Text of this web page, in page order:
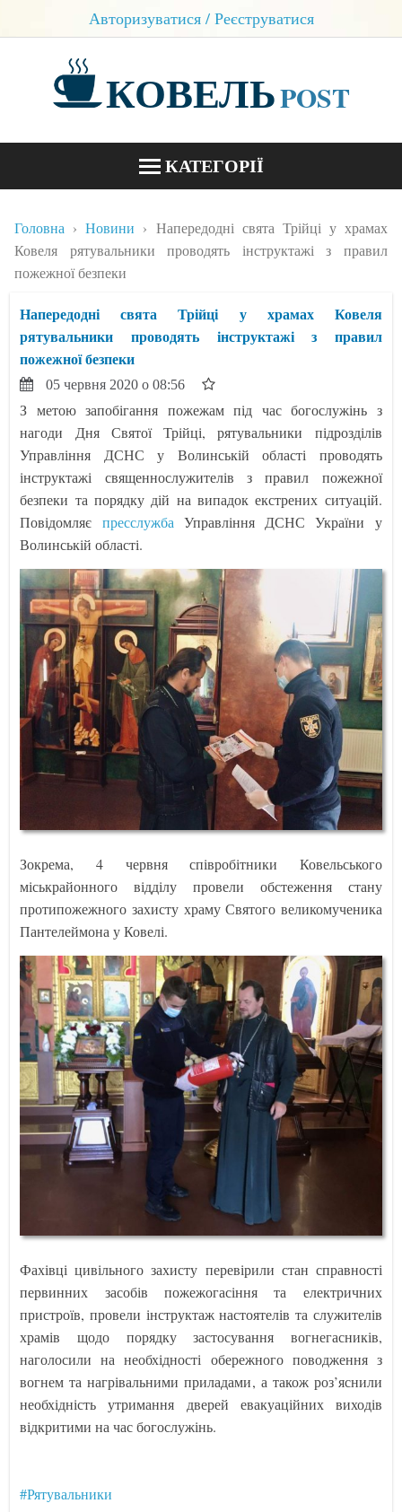
Авторизуватися / Реєструватися
КОВЕЛЬPOST
КАТЕГОРІЇ
БЛОГИ
Головна Новини
Напередодні свята Трійці у храмах
Ковеля рятувальники проводять інструктажі з правил
пожежної безпеки
Напередодні свята Трійці у храмах Ковеля
рятувальники проводять інструктажі з правил
пожежної безпеки
05 червня 2020 о 08:56
З метою запобігання пожежам під час богослужінь з
нагоди Дня Святої Трійці, рятувальники підрозділів
Управління ДСНС у Волинській області проводять
інструктажі священнослужителів з правил пожежної
безпеки та порядку дій на випадок екстрених ситуацій.
Повідомляє пресслужба Управління ДСНС України у
Волинській області.
Зокрема, 4 червня співробітники Ковельського
міськрайонного відділу провели обстеження стану
протипожежного захисту храму Святого великомученика
Пантелеймона у Ковелі.
Фахівці цивільного захисту перевірили стан справності
первинних засобів пожежогасіння та електричних
пристроїв, провели інструктаж настоятелів та служителів
храмів щодо порядку застосування вогнегасників,
наголосили на необхідності обережного поводження з
вогнем та нагрівальними приладами, а також роз’яснили
необхідність утримання дверей евакуаційних виходів
відкритими на час богослужінь.
#Рятувальники